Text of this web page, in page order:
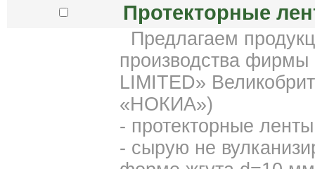
Протекторные
Предлагаем
производства
LIMITED»
«НОКИА»)
- протекторные
- сырую не